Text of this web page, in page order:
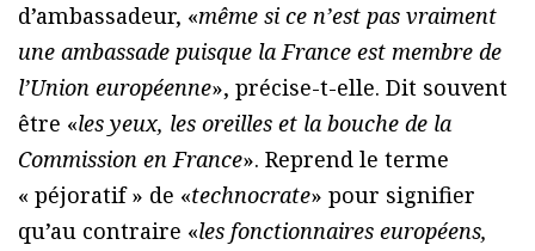
d’ambassadeur, «même si ce n’est pas vraiment
une ambassade puisque la France est membre de
l’Union européenne», précise-t-elle. Dit souvent
être «les yeux, les oreilles et la bouche de la
Commission en France». Reprend le terme
« péjoratif » de «technocrate» pour signifier
qu’au contraire «les fonctionnaires européens,